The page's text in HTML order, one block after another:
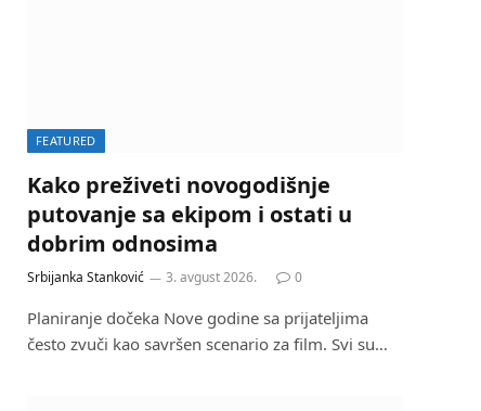
FEATURED
Kako preživeti novogodišnje
putovanje sa ekipom i ostati u
dobrim odnosima
Srbijanka Stanković 3. avgust 2026. 0
Planiranje dočeka Nove godine sa prijateljima
često zvuči kao savršen scenario za film. Svi su…